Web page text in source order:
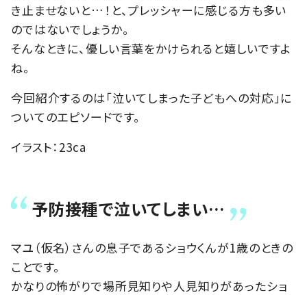
き止ませないと…！と、プレッシャーに感じる方も多い
のではないでしょうか。
そんなときに、優しい言葉をかけられると嬉しいですよ
ね。
今回紹介するのは「泣いてしまった子どもへの対応」に
ついてのエピソードです。
イラスト：23ca
予防接種で泣いてしまい…
マユ（仮名）さんの息子であるショウくんが1歳のときの
ことです。
かなりの怖がりで場所見知りや人見知りがあったショ